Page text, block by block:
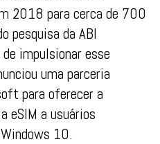
2018 para cerca de 700
pesquisa da ABI
impulsionar esse
uma parceria
para oferecer a
eSIM a usuários
10.